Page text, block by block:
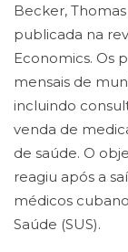
Becker, Thomas
publicada na
Economics. Os
mensais de
incluindo
venda de
de saúde. O
reagiu após a
médicos
Saúde (SUS).